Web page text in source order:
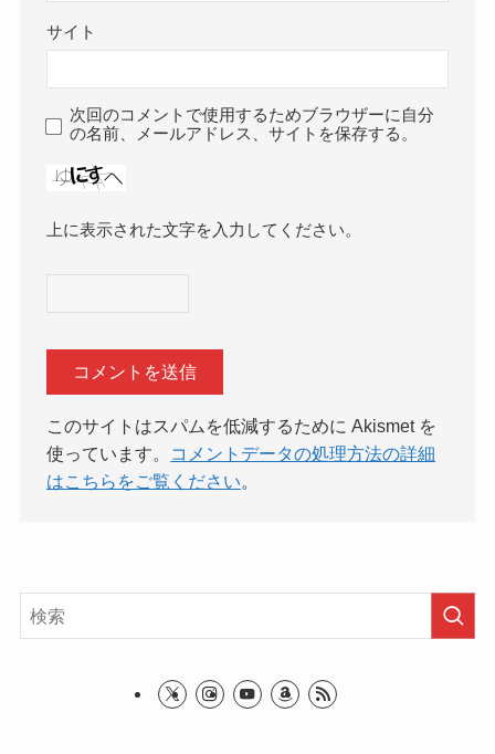
サイト
次回のコメントで使用するためブラウザーに自分
の名前、メールアドレス、サイトを保存する。
上に表示された文字を入力してください。
このサイトはスパムを低減するために Akismet を
使っています。
コメントデータの処理方法の詳細
はこちらをご覧ください。